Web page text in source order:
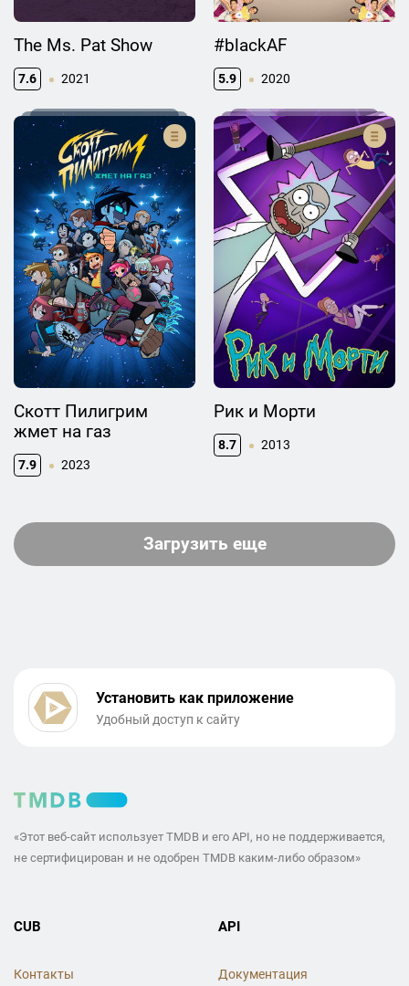
The Ms. Pat Show
7.6 2021
#blackAF
5.9 2020
Скотт Пилигрим
жмет на газ
7.9 2023
Рик и Морти
8.7 2013
Загрузить еще
Установить как приложение
Удобный доступ к сайту
«Этот веб-сайт использует TMDB и его API, но не поддерживается,
не сертифицирован и не одобрен TMDB каким-либо образом»
CUB
Контакты
API
Документация